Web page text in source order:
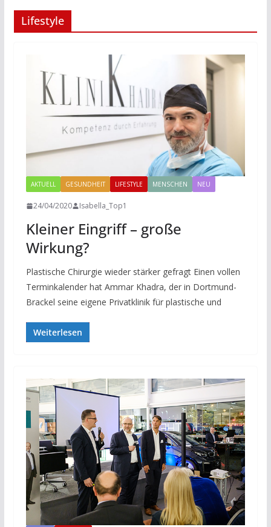
Lifestyle
AKTUELL GESUNDHEIT LIFESTYLE MENSCHEN NEU
24/04/2020 Isabella_Top1
Kleiner Eingriff – große
Wirkung?
Plastische Chirurgie wieder stärker gefragt Einen vollen
Terminkalender hat Ammar Khadra, der in Dortmund-
Brackel seine eigene Privatklinik für plastische und
Weiterlesen